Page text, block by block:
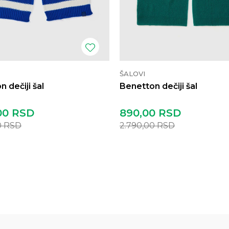
dečiji šal
RSD
RSD
ŠALOVI
Benetton dečiji šal
890,00 RSD
2.790,00RSD